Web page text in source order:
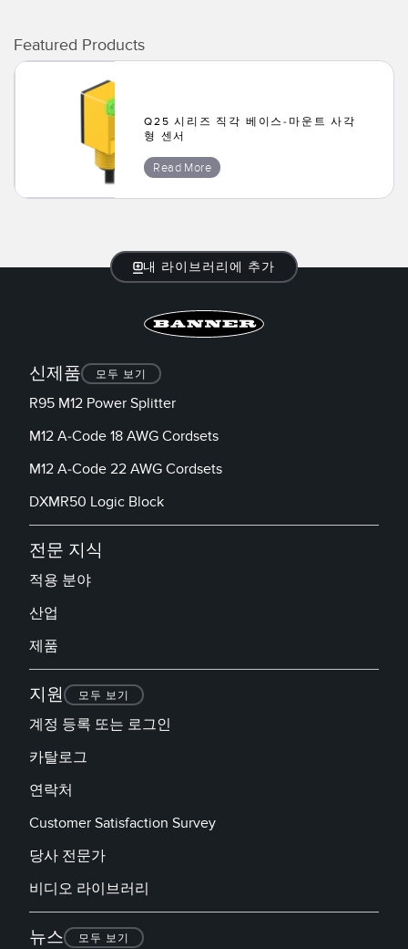
센서 GUI 소프트웨어
TECHNOLOGY
IO-Link 지원 센서
Featured Products
Q25 시리즈 직각 베이스-마운트 사각
형 센서
Read More
내 라이브러리에 추가
신제품 모두 보기
R95 M12 Power Splitter
M12 A-Code 18 AWG Cordsets
M12 A-Code 22 AWG Cordsets
DXMR50 Logic Block
전문 지식
적용 분야
산업
제품
지원 모두 보기
계정 등록 또는 로그인
카탈로그
연락처
Customer Satisfaction Survey
당사 전문가
비디오 라이브러리
뉴스 모두 보기